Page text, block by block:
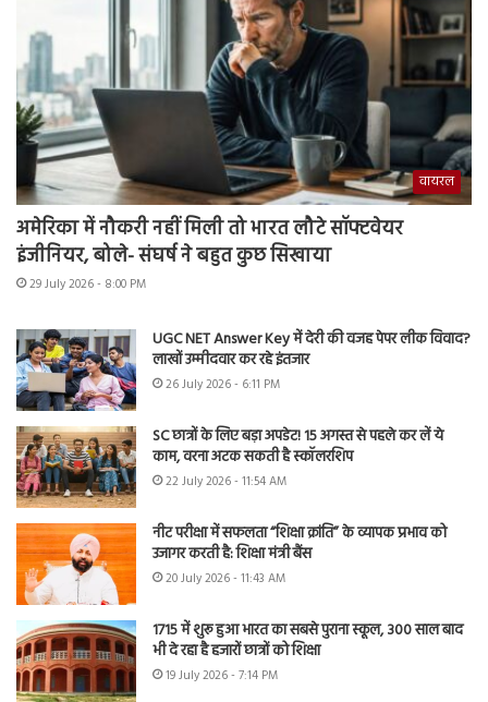
वायरल
अमेरिका में नौकरी नहीं मिली तो भारत लौटे सॉफ्टवेयर
इंजीनियर, बोले- संघर्ष ने बहुत कुछ सिखाया
29 July 2026 - 8:00 PM
UGC NET Answer Key में देरी की वजह पेपर लीक विवाद?
लाखों उम्मीदवार कर रहे इंतजार
26 July 2026 - 6:11 PM
SC छात्रों के लिए बड़ा अपडेट! 15 अगस्त से पहले कर लें ये
काम, वरना अटक सकती है स्कॉलरशिप
22 July 2026 - 11:54 AM
नीट परीक्षा में सफलता “शिक्षा क्रांति” के व्यापक प्रभाव को
उजागर करती है: शिक्षा मंत्री बैंस
20 July 2026 - 11:43 AM
1715 में शुरू हुआ भारत का सबसे पुराना स्कूल, 300 साल बाद
भी दे रहा है हजारों छात्रों को शिक्षा
19 July 2026 - 7:14 PM